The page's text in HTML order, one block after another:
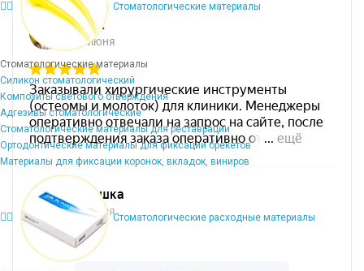
Стоматологические материалы
Стоматологические материалы
Силикон стоматологический
Композиты светового отверждения
Адгезивы стоматологические
Стоматологические материалы для реставрации
Ортодонтические материалы для фиксации брекетов
Материалы для фиксации коронок, вкладок, виниров
Стоматологические расходные материалы